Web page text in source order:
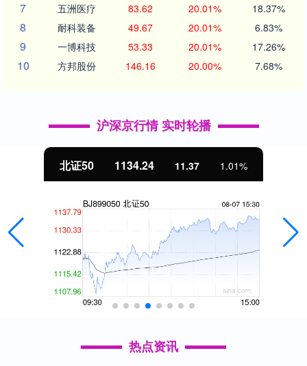
7 五洲医疗 83.62 20.01% 18.37%
8 耐科装备 49.67 20.01% 6.83%
9 一博科技 53.33 20.01% 17.26%
10 方邦股份 146.16 20.00% 7.68%
沪深京行情 实时轮播
北证50 1134.24 11.37 1.01%
热点资讯